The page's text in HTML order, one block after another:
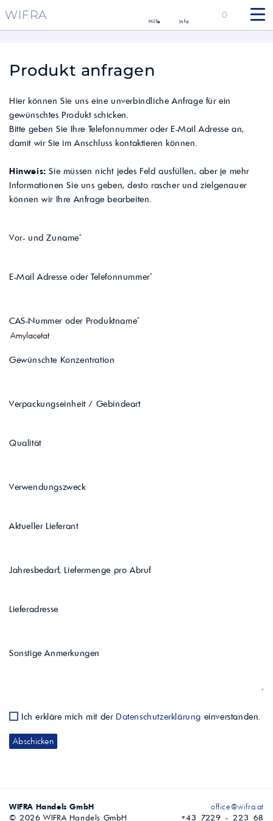
WIFRA Hilfe Info
0
Produkt anfragen
Hier können Sie uns eine unverbindliche Anfrage für ein
gewünschtes Produkt schicken.
Bitte geben Sie Ihre Telefonnummer oder E-Mail Adresse an,
damit wir Sie im Anschluss kontaktieren können.
Hinweis: Sie müssen nicht jedes Feld ausfüllen, aber je mehr
Informationen Sie uns geben, desto rascher und zielgenauer
können wir Ihre Anfrage bearbeiten.
Vor- und Zuname
E-Mail Adresse oder Telefonnummer
CAS-Nummer oder Produktname
Gewünschte Konzentration
Verpackungseinheit / Gebindeart
Qualität
Verwendungszweck
Aktueller Lieferant
Jahresbedarf, Liefermenge pro Abruf
Lieferadresse
Sonstige Anmerkungen
Ich erkläre mich mit der Datenschutzerklärung einverstanden.
WIFRA Handels GmbH
© 2026 WIFRA Handels GmbH
office@wifra.at
+43 7229 - 223 68